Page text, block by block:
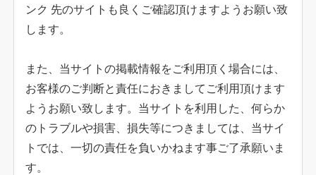
ンク 先のサイトも良くご確認頂けますようお願い致
します。
また、当サイトの掲載情報をご利用頂く場合には、
お客様のご判断と責任におきましてご利用頂けます
ようお願い致します。当サイトを利用した、何らか
のトラブルや損害、損失等につきましては、当サイ
トでは、一切の責任を負いかねます事ご了承願いま
す。